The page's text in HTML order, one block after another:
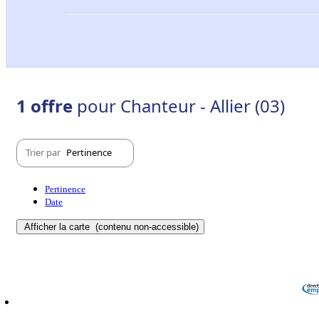
1 offre pour Chanteur - Allier (03)
Trier par Pertinence
Pertinence
Date
Afficher la carte (contenu non-accessible)